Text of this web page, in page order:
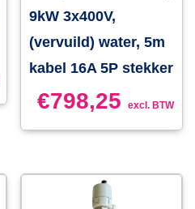
9kW 3x400V,
(vervuild) water, 5m
kabel 16A 5P stekker
€798,25 excl. BTW